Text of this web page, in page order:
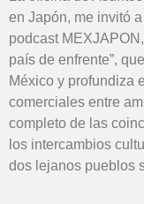
en Japón, me invitó
podcast
país de enfrente”,
México y profundiza
comerciales entre
completo de las
los intercambios
dos lejanos pueblos